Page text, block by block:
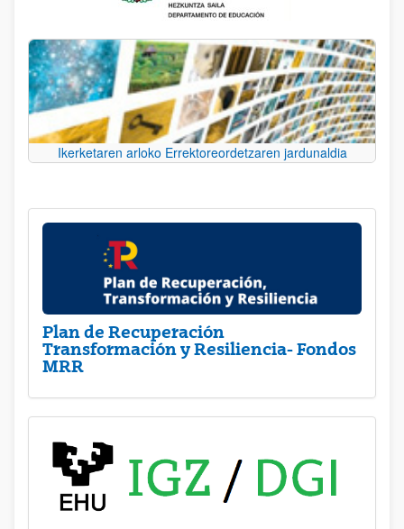
Ikerketaren arloko Errektoreordetzaren jardunaldia
Plan de Recuperación
Transformación y Resiliencia- Fondos
MRR